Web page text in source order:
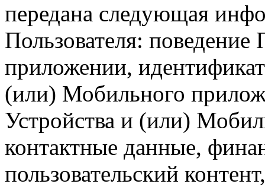
передана следующая
Пользователя:
приложении,
(или) Мобильного
Устройства и (или)
контактные данные,
пользовательский